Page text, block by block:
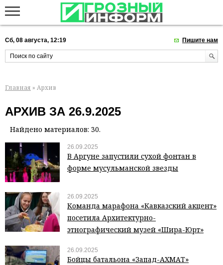
Сб, 08 августа, 12:19 Пишите нам
Главная » Архив
АРХИВ ЗА 26.9.2025
Найдено материалов: 30.
26.09.2025
В Аргуне запустили сухой фонтан в
форме мусульманской звезды
26.09.2025
Команда марафона «Кавказский акцент»
посетила Архитектурно-
этнографический музей «Шира-Юрт»
26.09.2025
Бойцы батальона «Запад-АХМАТ»